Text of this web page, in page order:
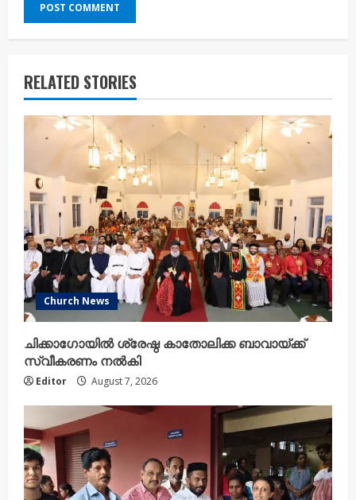
RELATED STORIES
Church News
ചിക്കാഗോയിൽ ശ്രേഷ്ഠ കാതോലിക്ക ബാവായ്ക്ക്
സ്വീകരണം നൽകി
Editor August 7, 2026